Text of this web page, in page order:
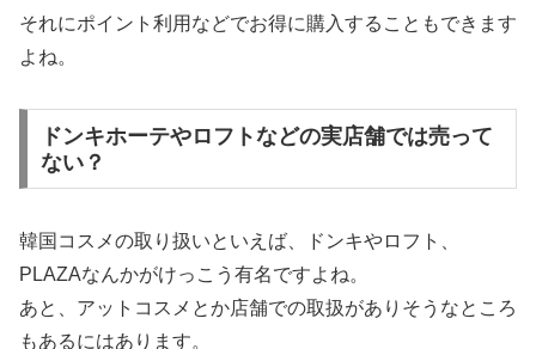
それにポイント利用などでお得に購入することもできます
よね。
ドンキホーテやロフトなどの実店舗では売って
ない？
韓国コスメの取り扱いといえば、ドンキやロフト、
PLAZAなんかがけっこう有名ですよね。
あと、アットコスメとか店舗での取扱がありそうなところ
もあるにはあります。